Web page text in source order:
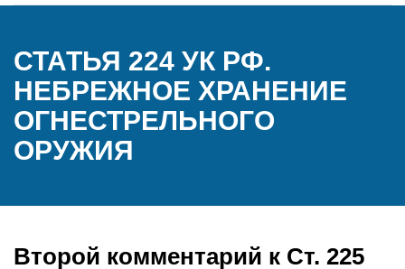
СТАТЬЯ 224 УК РФ.
НЕБРЕЖНОЕ ХРАНЕНИЕ
ОГНЕСТРЕЛЬНОГО
ОРУЖИЯ
Второй комментарий к Ст. 225